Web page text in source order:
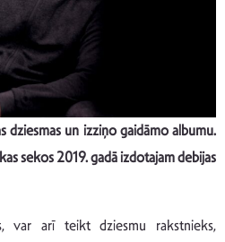
dziesmas un izziņo gaidāmo albumu.
sekos 2019. gadā izdotajam debijas
var arī teikt dziesmu rakstnieks,